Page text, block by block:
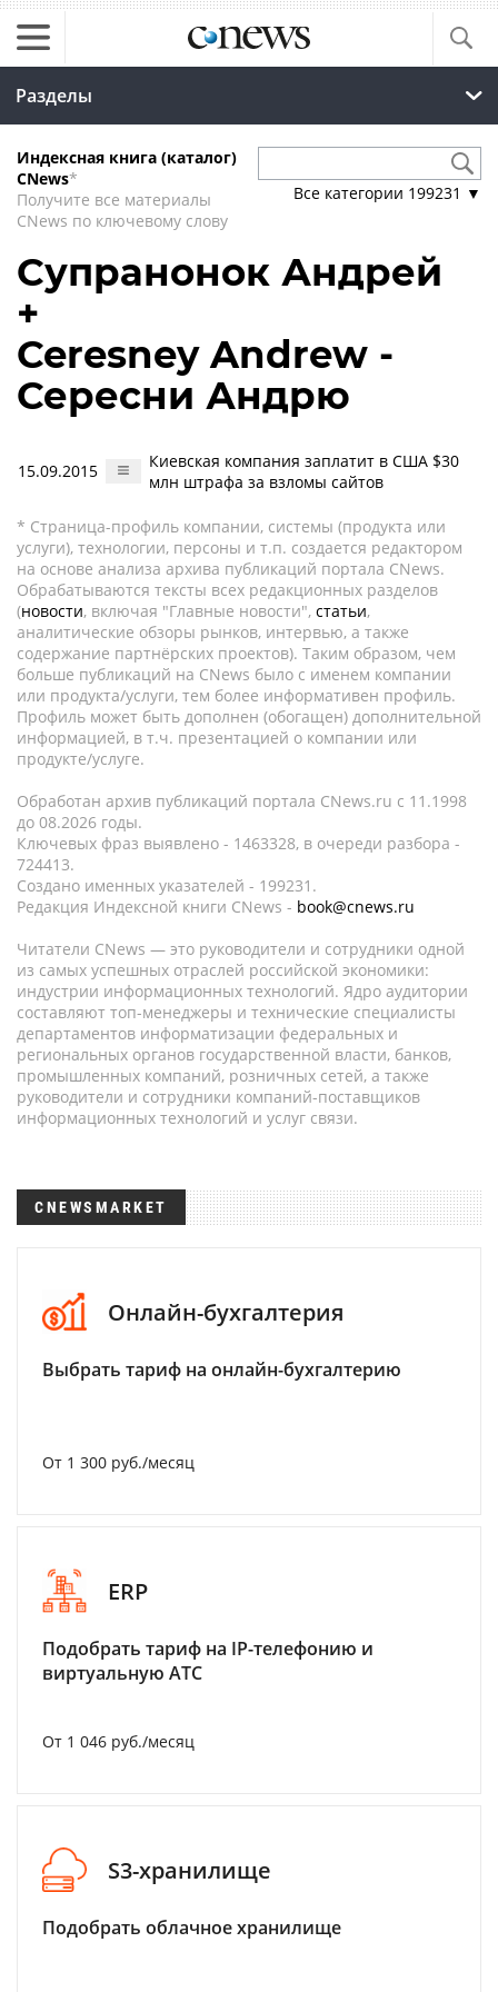
Разделы
Индексная книга (каталог)
CNews*
Получите все материалы
CNews по ключевому слову
Все категории 199231 ▼
Супранонок Андрей
+
Ceresney Andrew -
Сересни Андрю
15.09.2015
Киевская компания заплатит в США $30
млн штрафа за взломы сайтов
* Страница-профиль компании, системы (продукта или
услуги), технологии, персоны и т.п. создается редактором
на основе анализа архива публикаций портала CNews.
Обрабатываются тексты всех редакционных разделов
(новости, включая "Главные новости", статьи,
аналитические обзоры рынков, интервью, а также
содержание партнёрских проектов). Таким образом, чем
больше публикаций на CNews было с именем компании
или продукта/услуги, тем более информативен профиль.
Профиль может быть дополнен (обогащен) дополнительной
информацией, в т.ч. презентацией о компании или
продукте/услуге.
Обработан архив публикаций портала CNews.ru c 11.1998
до 08.2026 годы.
Ключевых фраз выявлено - 1463328, в очереди разбора -
724413.
Создано именных указателей - 199231.
Редакция Индексной книги CNews - book@cnews.ru
Читатели CNews — это руководители и сотрудники одной
из самых успешных отраслей российской экономики:
индустрии информационных технологий. Ядро аудитории
составляют топ-менеджеры и технические специалисты
департаментов информатизации федеральных и
региональных органов государственной власти, банков,
промышленных компаний, розничных сетей, а также
руководители и сотрудники компаний-поставщиков
информационных технологий и услуг связи.
CNEWSMARKET
Онлайн-бухгалтерия
Выбрать тариф на онлайн-бухгалтерию
От 1 300 руб./месяц
ERP
Подобрать тариф на IP-телефонию и
виртуальную АТС
От 1 046 руб./месяц
S3-хранилище
Подобрать облачное хранилище